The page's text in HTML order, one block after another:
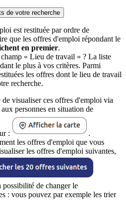
de votre recherche
est restituée par ordre de
que les offres d'emploi répondant le
en premier.
« Lieu de travail » ? La liste
le plus à vos critères. Parmi
les offres dont le lieu de travail
recherche.
visualiser ces offres d'emploi via
personnes en situation de
:
.
les offres d'emploi que vous
les offres d'emploi suivantes,
possibilité de changer le
: vous pouvez par exemple les trier